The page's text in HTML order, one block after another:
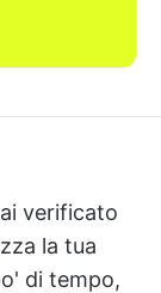
verificato
la tua
di tempo,